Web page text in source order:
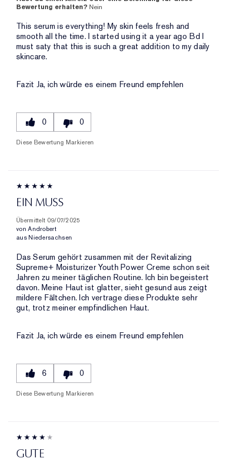
BEWERTUNGEN
UND
DER
BEWERTUNGEN
Bewertung erhalten? Nein
This serum is everything! My skin feels fresh and
smooth all the time. I started using it a year ago Bd I
must saty that this is such a great addition to my daily
skincare.
Fazit Ja, ich würde es einem Freund empfehlen
0 0
Diese Bewertung Markieren
EIN MUSS
Übermittelt 09/07/2025
von Androbert
aus Niedersachsen
Das Serum gehört zusammen mit der Revitalizing
Supreme+ Moisturizer Youth Power Creme schon seit
Jahren zu meiner täglichen Routine. Ich bin begeistert
davon. Meine Haut ist glatter, sieht gesund aus zeigt
mildere Fältchen. Ich vertrage diese Produkte sehr
gut, trotz meiner empfindlichen Haut.
Fazit Ja, ich würde es einem Freund empfehlen
6 0
Diese Bewertung Markieren
GUTE